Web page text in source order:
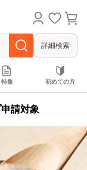
詳細検索
特集 初めての方
請対象